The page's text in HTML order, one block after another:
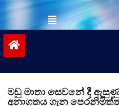
මඩු මාතා සෙවනේ දී
අනාගතය ගැන